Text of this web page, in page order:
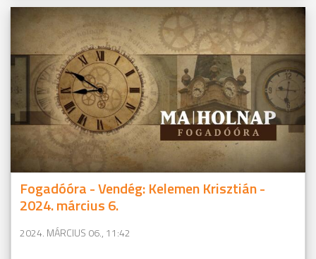
Fogadóóra - Vendég: Kelemen Krisztián -
2024. március 6.
2024. MÁRCIUS 06., 11:42